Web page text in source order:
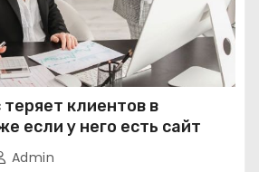
клиентов в
если у него есть сайт
Admin